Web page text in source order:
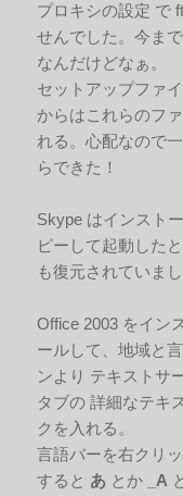
プロキシの設定 で
せんでした。今ま
なんだけどなぁ。
セットアップファ
からはこれらのフ
れる。心配なので
らできた！
Skype はインスト
ピーして起動した
も復元されていまし
Office 2003 をイン
ールして、地域と
ンより テキストサ
タブの 詳細なテキ
クを入れる。
言語バーを右クリ
すると あ とか _A